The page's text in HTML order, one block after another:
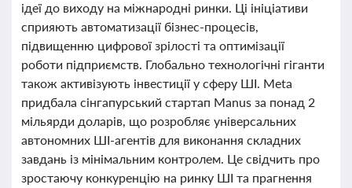
ідеї до виходу на міжнародні ринки. Ці ініціативи
сприяють автоматизації бізнес-процесів,
підвищенню цифрової зрілості та оптимізації
роботи підприємств. Глобально технологічні гіганти
також активізують інвестиції у сферу ШІ. Meta
придбала сінгапурський стартап Manus за понад 2
мільярди доларів, що розробляє універсальних
автономних ШІ-агентів для виконання складних
завдань із мінімальним контролем. Це свідчить про
зростаючу конкуренцію на ринку ШІ та прагнення